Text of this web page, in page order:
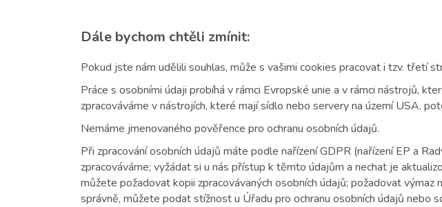
Dále bychom chtěli zmínit:
Pokud jste nám udělili souhlas, může s vašimi cookies pracovat i tzv. třetí
Práce s osobními údaji probíhá v rámci Evropské unie a v rámci nástrojů,
zpracováváme v nástrojích, které mají sídlo nebo servery na území USA,
Nemáme jmenovaného pověřence pro ochranu osobních údajů.
Při zpracování osobních údajů máte podle nařízení GDPR (nařízení EP a
zpracováváme; vyžádat si u nás přístup k těmto údajům a nechat je
můžete požadovat kopii zpracovávaných osobních údajů; požadovat
správně, můžete podat stížnost u Úřadu pro ochranu osobních údajů nebo